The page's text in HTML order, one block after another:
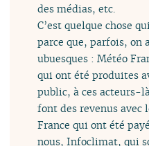
des médias, etc.
C’est quelque chose
parce que, parfois, on
ubuesques : Météo
qui ont été produites
public, à ces acteurs-
font des revenus avec
France qui ont été
nous, Infoclimat, qui